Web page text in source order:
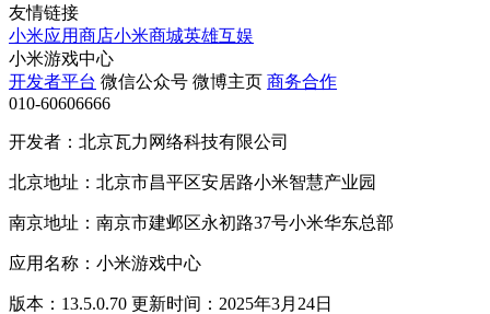
友情链接
小米应用商店小米商城英雄互娱
小米游戏中心
开发者平台 微信公众号 微博主页 商务合作
010-60606666
开发者：北京瓦力网络科技有限公司
北京地址：北京市昌平区安居路小米智慧产业园
南京地址：南京市建邺区永初路37号小米华东总部
应用名称：小米游戏中心
版本：13.5.0.70 更新时间：2025年3月24日